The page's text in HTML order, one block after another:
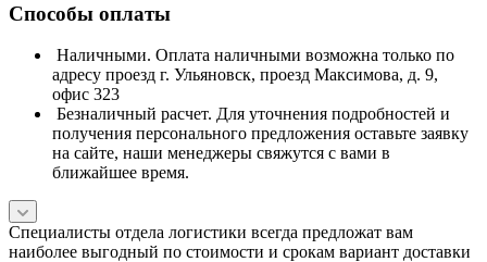
Способы оплаты
Наличными. Оплата наличными возможна только по
адресу проезд г. Ульяновск, проезд Максимова, д. 9,
офис 323
Безналичный расчет. Для уточнения подробностей и
получения персонального предложения оставьте заявку
на сайте, наши менеджеры свяжутся с вами в
ближайшее время.
Специалисты отдела логистики всегда предложат вам
наиболее выгодный по стоимости и срокам вариант доставки